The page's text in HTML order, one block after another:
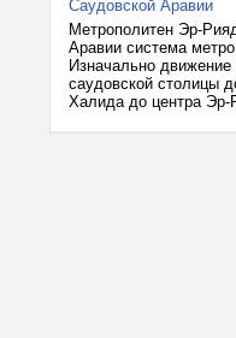
Саудовской Аравии
Метрополитен Эр-
Аравии система
Изначально
саудовской столицы
Халида до центра Эр-